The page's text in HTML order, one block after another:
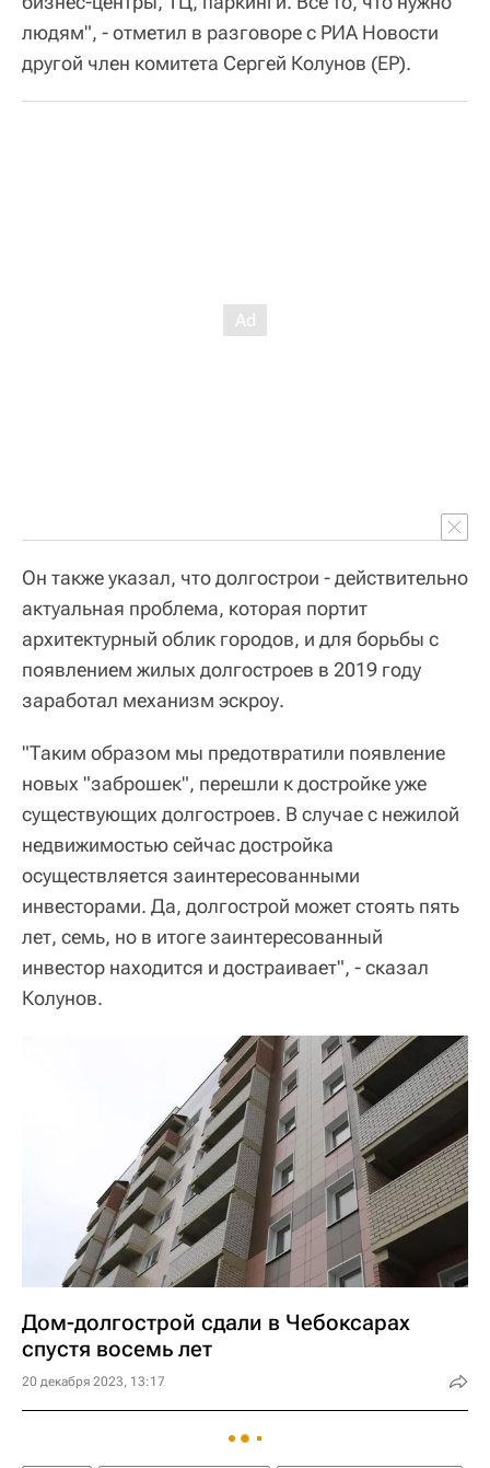
людям", - отметил в разговоре с РИА Новости
другой член комитета Сергей Колунов (ЕР).
Он также указал, что долгострои - действительно
актуальная проблема, которая портит
архитектурный облик городов, и для борьбы с
появлением жилых долгостроев в 2019 году
заработал механизм эскроу.
"Таким образом мы предотвратили появление
новых "заброшек", перешли к достройке уже
существующих долгостроев. В случае с нежилой
недвижимостью сейчас достройка
осуществляется заинтересованными
инвесторами. Да, долгострой может стоять пять
лет, семь, но в итоге заинтересованный
инвестор находится и достраивает", - сказал
Колунов.
Дом-долгострой сдали в Чебоксарах
спустя восемь лет
20 декабря 2023, 13:17